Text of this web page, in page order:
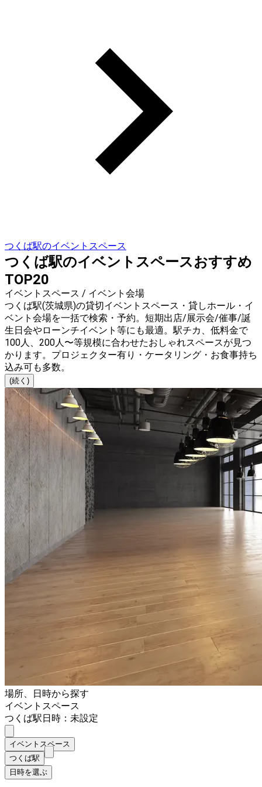
つくば駅のイベントスペース
つくば駅のイベントスペースおすすめ
TOP20
イベントスペース / イベント会場
つくば駅(茨城県)の貸切イベントスペース・貸しホール・イ
ベント会場を一括で検索・予約。短期出店/展示会/催事/誕
生日会やローンチイベント等にも最適。駅チカ、低料金で
100人、200人〜等規模に合わせたおしゃれスペースが見つ
かります。プロジェクター有り・ケータリング・お食事持ち
込み可も多数。
(続く)
場所、日時から探す
イベントスペース
つくば駅日時：未設定
イベントスペース
つくば駅
日時を選ぶ